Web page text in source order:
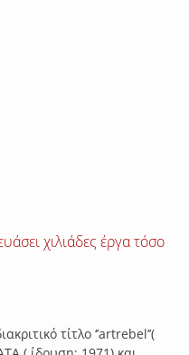
χιλιάδες έργα τόσο
τίτλο ‘’artrebel’’(